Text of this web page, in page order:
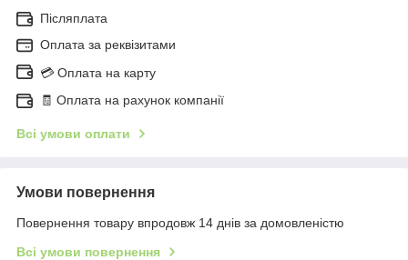
Післяплата
Оплата за реквізитами
💳 Оплата на карту
🧾 Оплата на рахунок компанії
Всі умови оплати
Умови повернення
Повернення товару впродовж 14 днів за домовленістю
Всі умови повернення